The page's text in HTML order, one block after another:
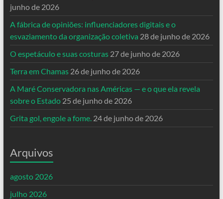
junho de 2026
A fábrica de opiniões: influenciadores digitais e o
esvaziamento da organização coletiva 28 de junho de 2026
O espetáculo e suas costuras 27 de junho de 2026
Terra em Chamas 26 de junho de 2026
A Maré Conservadora nas Américas — e o que ela revela
sobre o Estado 25 de junho de 2026
Grita gol, engole a fome. 24 de junho de 2026
Arquivos
agosto 2026
julho 2026